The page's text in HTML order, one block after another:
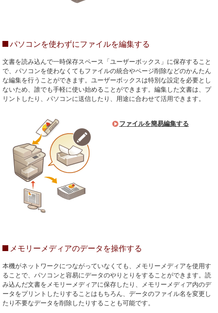
パソコンを使わずにファイルを編集する
文書を読み込んで一時保存スペース「ユーザーボックス」に保存すること
で、パソコンを使わなくてもファイルの統合やページ削除などのかんたん
な編集を行うことができます。ユーザーボックスは特別な設定を必要とし
ないため、誰でも手軽に使い始めることができます。編集した文書は、プ
リントしたり、パソコンに送信したり、用途に合わせて活用できます。
ファイルを簡易編集する
メモリーメディアのデータを操作する
本機がネットワークにつながっていなくても、メモリーメディアを使用す
ることで、パソコンと容易にデータのやりとりをすることができます。読
み込んだ文書をメモリーメディアに保存したり、メモリーメディア内のデ
ータをプリントしたりすることはもちろん、データのファイル名を変更し
たり不要なデータを削除したりすることも可能です。